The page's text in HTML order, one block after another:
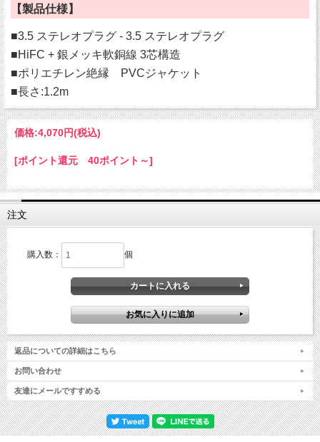
【製品仕様】
■3.5 ステレオプラグ - 3.5 ステレオプラグ
■HiFC + 銀メッキ軟銅線 3芯構造
■ポリエチレン絶縁 PVCジャケット
■長さ:1.2m
価格:4,070円(税込)
[ポイント還元 40ポイント～]
注文
購入数： 個
返品についての詳細はこちら
お問い合わせ
友達にメールですすめる